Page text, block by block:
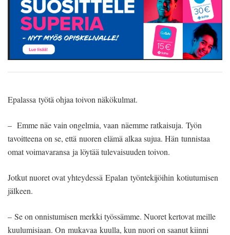
Epalassa työtä ohjaa toivon näkökulmat.
– Emme näe vain ongelmia, vaan näemme ratkaisuja. Työn
tavoitteena on se, että nuoren elämä alkaa sujua. Hän tunnistaa
omat voimavaransa ja löytää tulevaisuuden toivon.
Jotkut nuoret ovat yhteydessä Epalan työntekijöihin kotiutumisen
jälkeen.
– Se on onnistumisen merkki työssämme. Nuoret kertovat meille
kuulumisiaan. On mukavaa kuulla, kun nuori on saanut kiinni